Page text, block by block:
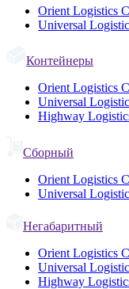
Orient Logistics
Universal
Контейнеры
Orient Logistics
Universal
Highway
Сборный
Orient Logistics
Universal
Негабаритный
Orient Logistics
Universal
Highway